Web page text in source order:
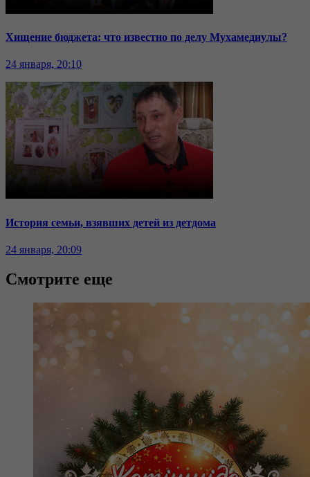
Хищение бюджета: что известно по делу Мухамедиулы?
24 января, 20:10
История семьи, взявших детей из детдома
24 января, 20:09
Смотрите еще